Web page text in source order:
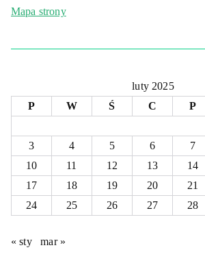
Mapa strony
luty 2025
P
W Ś C P
3
4 5 6 7
10
11 12 13 14
17
18 19 20 21
24
25 26 27 28
« sty mar »